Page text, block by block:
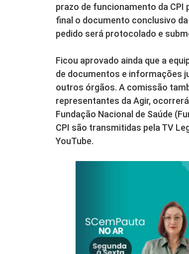
prazo de funcionamento da
final o documento conclusivo
pedido será protocolado e
Ficou aprovado ainda que a
de documentos e informações
outros órgãos. A comissão
representantes da Agir,
Fundação Nacional de Saúde
CPI são transmitidas pela TV
YouTube.